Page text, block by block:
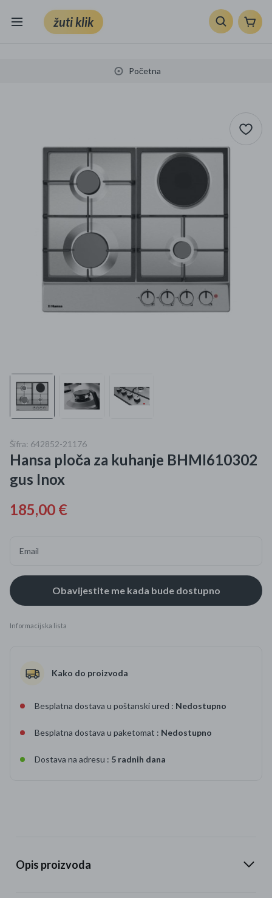
žuti klik
VRT I ALATI
Klik supermarket
Sport i slobodno vrijeme
Ljepota i zdravlje
Mame i bebe
Kućanski aparati
Specijalne kategorije
Kišobrani akcija
Ograničena cijena
Najpopularniji proizvodi
Početna
Šifra: 642852-21176
Hansa ploča za kuhanje BHMI610302
gus Inox
185,00 €
Email
Informacijska lista
Kako do proizvoda
Besplatna dostava u poštanski ured : Nedostupno
Besplatna dostava u paketomat : Nedostupno
Dostava na adresu : 5 radnih dana
Opis proizvoda